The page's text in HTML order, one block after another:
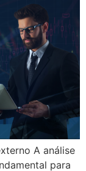
A análise
para